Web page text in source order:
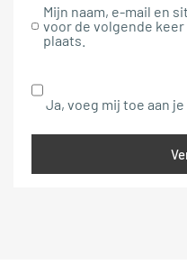
Mijn naam, e-mail en
voor de volgende
plaats.
Ja, voeg mij toe aan